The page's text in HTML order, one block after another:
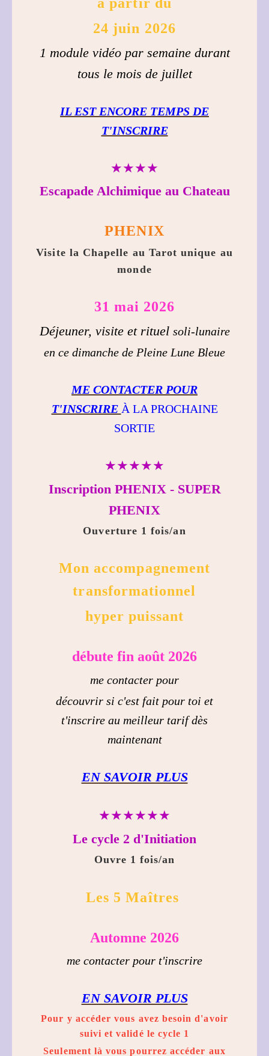
à partir du
24 juin 2026
1 module vidéo par semaine durant
tous le mois de juillet
IL EST ENCORE TEMPS DE
T'INSCRIRE
★★★★
Escapade Alchimique au Chateau
PHENIX
Visite la Chapelle au Tarot unique au
monde
31 mai 2026
Déjeuner, visite et rituel soli-lunaire
en ce dimanche de Pleine Lune Bleue
ME CONTACTER POUR
T'INSCRIRE À LA PROCHAINE
SORTIE
★★★★★
Inscription PHENIX - SUPER
PHENIX
Ouverture 1 fois/an
Mon accompagnement
transformationnel
hyper puissant
débute fin août 2026
me contacter pour
découvrir si c'est fait pour toi et
t'inscrire au meilleur tarif dès
maintenant
EN SAVOIR PLUS
★★★★★★
Le cycle 2 d'Initiation
Ouvre 1 fois/an
Les 5 Maîtres
Automne 2026
me contacter pour t'inscrire
EN SAVOIR PLUS
Pour y accéder vous avez besoin d'avoir
suivi et validé le cycle 1
Seulement là vous pourrez accéder aux